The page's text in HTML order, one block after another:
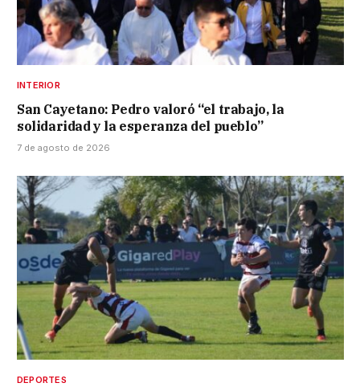
INTERIOR
San Cayetano: Pedro valoró “el trabajo, la
solidaridad y la esperanza del pueblo”
7 de agosto de 2026
DEPORTES